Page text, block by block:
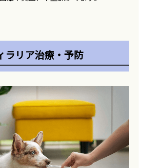
ラリア治療・予防